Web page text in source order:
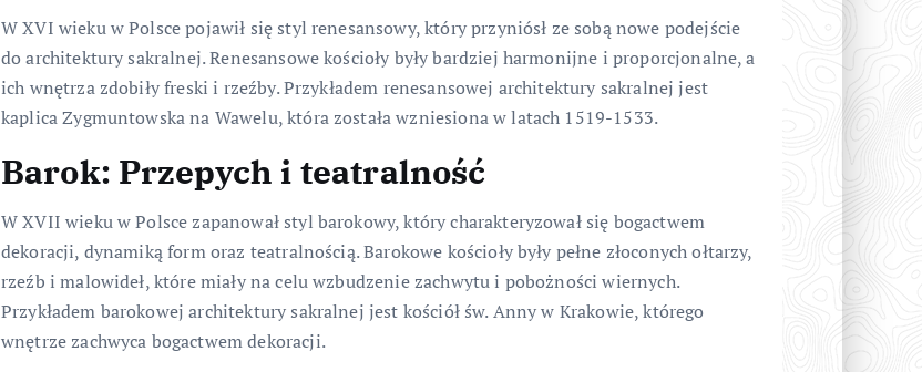
W XVI wieku w Polsce pojawił się styl renesansowy, który przyniósł ze sobą nowe podejście
do architektury sakralnej. Renesansowe kościoły były bardziej harmonijne i proporcjonalne, a
ich wnętrza zdobiły freski i rzeźby. Przykładem renesansowej architektury sakralnej jest
kaplica Zygmuntowska na Wawelu, która została wzniesiona w latach 1519-1533.
Barok: Przepych i teatralność
W XVII wieku w Polsce zapanował styl barokowy, który charakteryzował się bogactwem
dekoracji, dynamiką form oraz teatralnością. Barokowe kościoły były pełne złoconych ołtarzy,
rzeźb i malowideł, które miały na celu wzbudzenie zachwytu i pobożności wiernych.
Przykładem barokowej architektury sakralnej jest kościół św. Anny w Krakowie, którego
wnętrze zachwyca bogactwem dekoracji.